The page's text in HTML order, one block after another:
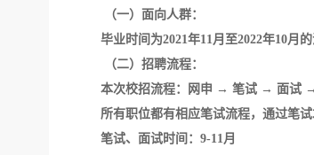
（一）面向人群：
毕业时间为2021年11月至2022年10月
（二）招聘流程：
本次校招流程：网申 → 笔试 → 面试
所有职位都有相应笔试流程， 通过笔
笔试、 面试时间 ： 9-11月